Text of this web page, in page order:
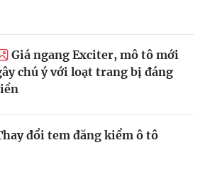
Giá ngang Exciter, mô tô mới
chú ý với loạt trang bị đáng
đổi tem đăng kiểm ô tô